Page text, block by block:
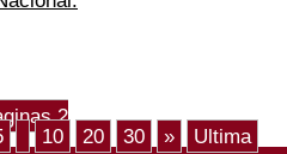
2
10 20 30 » Ultima